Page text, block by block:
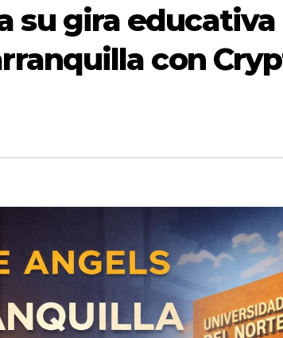
su gira educativa
con